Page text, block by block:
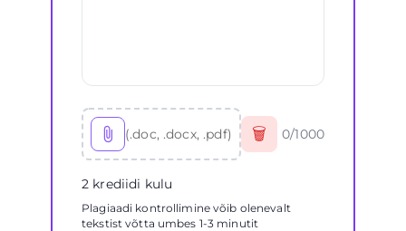
(.doc, .docx, .pdf) 🗑 0/1000
2 krediidi kulu
Plagiaadi kontrollimine võib olenevalt
tekstist võtta umbes 1-3 minutit